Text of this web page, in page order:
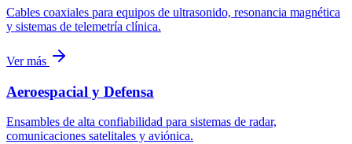
Cables coaxiales para equipos de ultrasonido, resonancia magnética
y sistemas de telemetría clínica.
Ver más
Aeroespacial y Defensa
Ensambles de alta confiabilidad para sistemas de radar,
comunicaciones satelitales y aviónica.